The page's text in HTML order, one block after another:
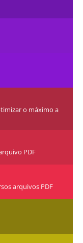
o máximo a
PDF
arquivos PDF